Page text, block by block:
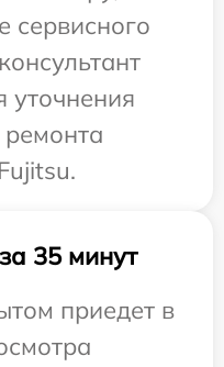
сервисного
уточнения
35 минут
приедет в